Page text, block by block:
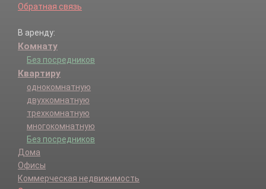
Обратная связь
В аренду:
Комнату
Без посредников
Квартиру
однокомнатную
двухкомнатную
трехкомнатную
многокомнатную
Без посредников
Дома
Офисы
Коммерческая недвижимость